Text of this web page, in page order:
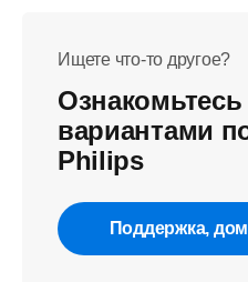
Ищете что-то другое?
вариантами
Philips
Поддержка,